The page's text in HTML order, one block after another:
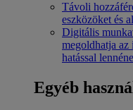
Távoli
eszközöket és
Digitális
megoldhatja
hatással
Egyéb